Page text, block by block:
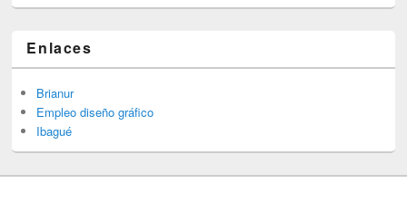
Enlaces
Brianur
Empleo diseño gráfico
Ibagué